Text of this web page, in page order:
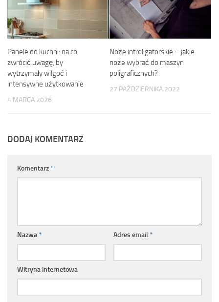
Panele do kuchni: na co
zwrócić uwagę, by
wytrzymały wilgoć i
intensywne użytkowanie
4 MARCA 2026
Noże introligatorskie – jakie
noże wybrać do maszyn
poligraficznych?
27 PAŹDZIERNIKA 2022
DODAJ KOMENTARZ
Komentarz*
Nazwa* Adres email *
Witryna internetowa